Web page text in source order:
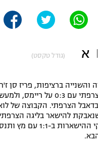
– פודקאסט
אלקטרה
1 – "מרלן"
א (גודל טקסט)
והשנייה ברציפות, פריז סן
הערב (שבת) בגביע הצרפתי עם 0:3
בדאבל הצרפתי. הקבוצה של
להישאר בליגה
כשהיא סיימה במשחקי